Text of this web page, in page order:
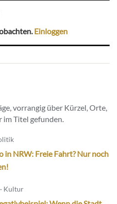
Einloggen
vorrangig über Kürzel, Orte,
im Titel gefunden.
in NRW: Freie Fahrt? Nur noch
Kultur